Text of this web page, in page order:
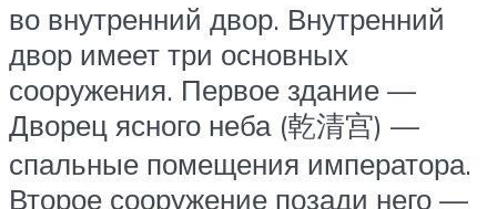
во внутренний двор. Внутренний
двор имеет три основных
сооружения. Первое здание —
Дворец ясного неба (乾清宫) —
спальные помещения императора.
Второе сооружение позади него —